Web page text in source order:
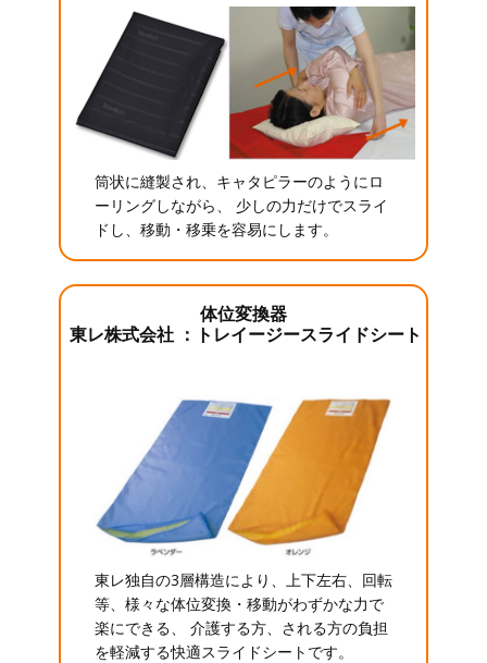
筒状に縫製され、キャタピラーのようにロ
ーリングしながら、 少しの力だけでスライ
ドし、移動・移乗を容易にします。
体位変換器
東レ株式会社 ：トレイージースライドシート
東レ独自の3層構造により、上下左右、回転
等、様々な体位変換・移動がわずかな力で
楽にできる、 介護する方、される方の負担
を軽減する快適スライドシートです。